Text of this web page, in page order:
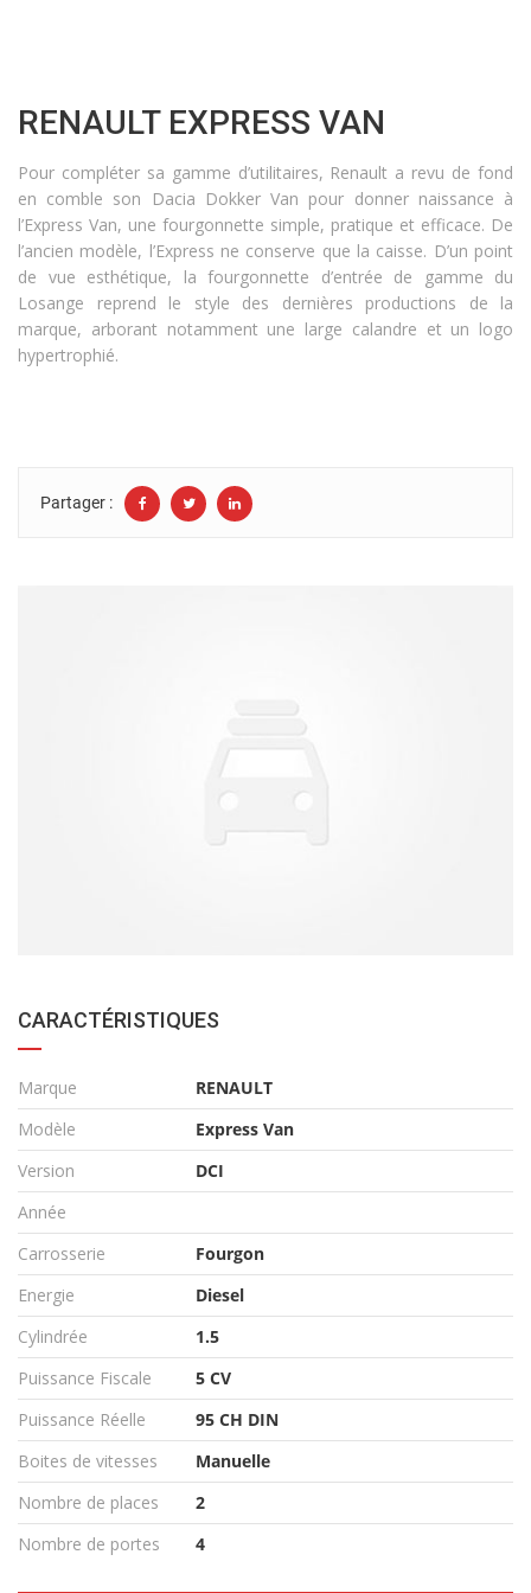
RENAULT EXPRESS VAN
Pour compléter sa gamme d’utilitaires, Renault a revu de fond
en comble son Dacia Dokker Van pour donner naissance à
l’Express Van, une fourgonnette simple, pratique et efficace. De
l’ancien modèle, l’Express ne conserve que la caisse. D’un point
de vue esthétique, la fourgonnette d’entrée de gamme du
Losange reprend le style des dernières productions de la
marque, arborant notamment une large calandre et un logo
hypertrophié.
Partager :
CARACTÉRISTIQUES
Marque
RENAULT
Modèle
Express Van
Version
DCI
Année
Carrosserie
Fourgon
Energie
Diesel
Cylindrée
1.5
Puissance Fiscale
5 CV
Puissance Réelle
95 CH DIN
Boites de vitesses
Manuelle
Nombre de places
2
Nombre de portes
4